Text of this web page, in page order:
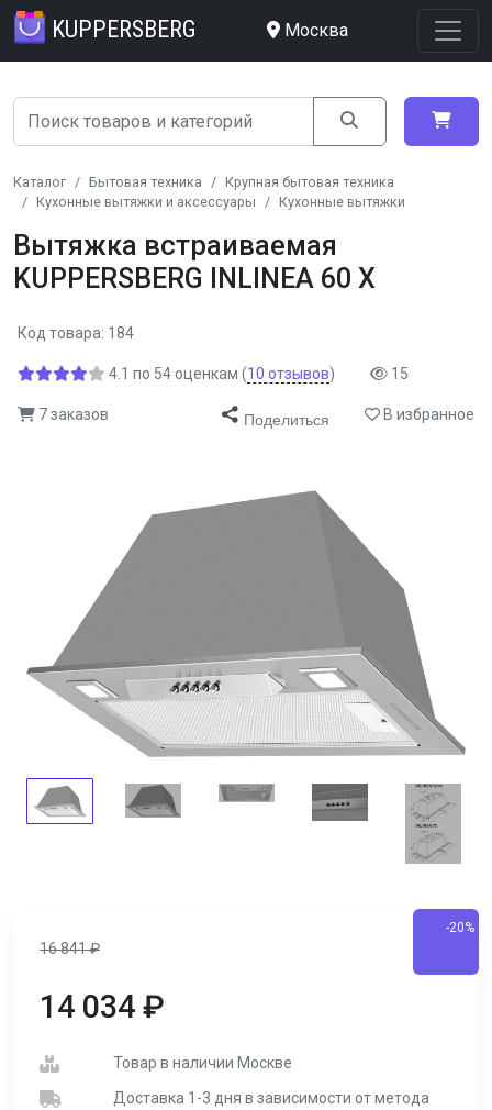
KUPPERSBERG Москва
Каталог Бытовая техника
Крупная бытовая техника
Кухонные вытяжки и аксессуары
Кухонные вытяжки
Вытяжка встраиваемая
KUPPERSBERG INLINEA 60 X
Код товара: 184
4.1 по 54 оценкам (10 отзывов) 15
7 заказов Поделиться В избранное
16 841₽
-20%
14 034 ₽
Товар в наличии Москве
Доставка 1-3 дня в зависимости от метода